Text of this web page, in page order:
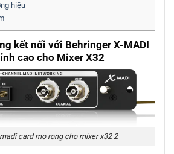
hiệu
kết nối với Behringer X-MADI
cao cho Mixer X32
card mo rong cho mixer x32 2